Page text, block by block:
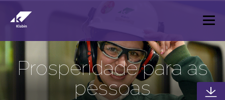
Pular para o Conteúdo principal
Prosperidade para as
pessoas